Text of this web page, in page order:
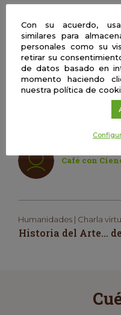
Doble taller práctico
elaboraban las
a la vez que
técnicas de análisis
Humanidades | Charla
Historia del Arte…
Con su acuerdo,
similares para
personales como su
retirar su
de datos basado en
momento haciendo
nuestra política de